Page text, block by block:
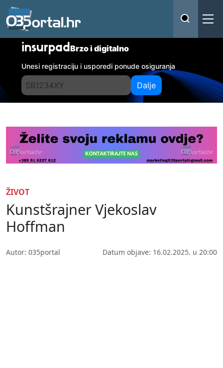
insurpadBrzo i digitalno
Unesi registraciju i usporedi ponude osiguranja
Dalje
ŽIVOT
Kunstšrajner Vjekoslav
Hoffman
Autor: 035portal Datum objave: 16.02.2025. u 20:00